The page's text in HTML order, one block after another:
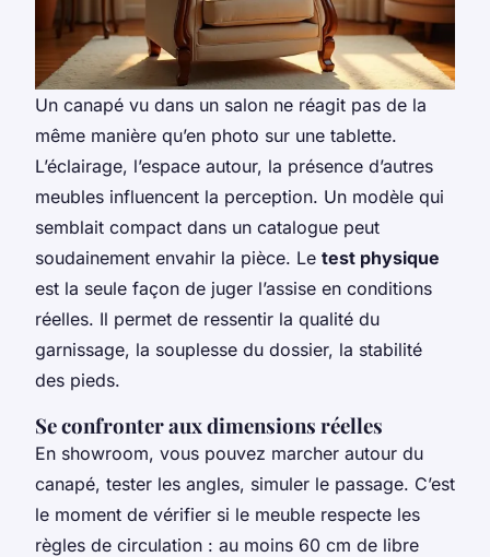
Un canapé vu dans un salon ne réagit pas de la
même manière qu’en photo sur une tablette.
L’éclairage, l’espace autour, la présence d’autres
meubles influencent la perception. Un modèle qui
semblait compact dans un catalogue peut
soudainement envahir la pièce. Le test physique
est la seule façon de juger l’assise en conditions
réelles. Il permet de ressentir la qualité du
garnissage, la souplesse du dossier, la stabilité
des pieds.
Se confronter aux dimensions réelles
En showroom, vous pouvez marcher autour du
canapé, tester les angles, simuler le passage. C’est
le moment de vérifier si le meuble respecte les
règles de circulation : au moins 60 cm de libre